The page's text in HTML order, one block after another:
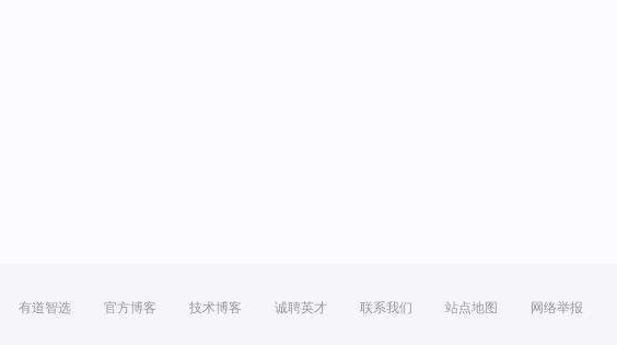
有道智选 官方博客 技术博客 诚聘英才 联系我们 站点地图 网络举报